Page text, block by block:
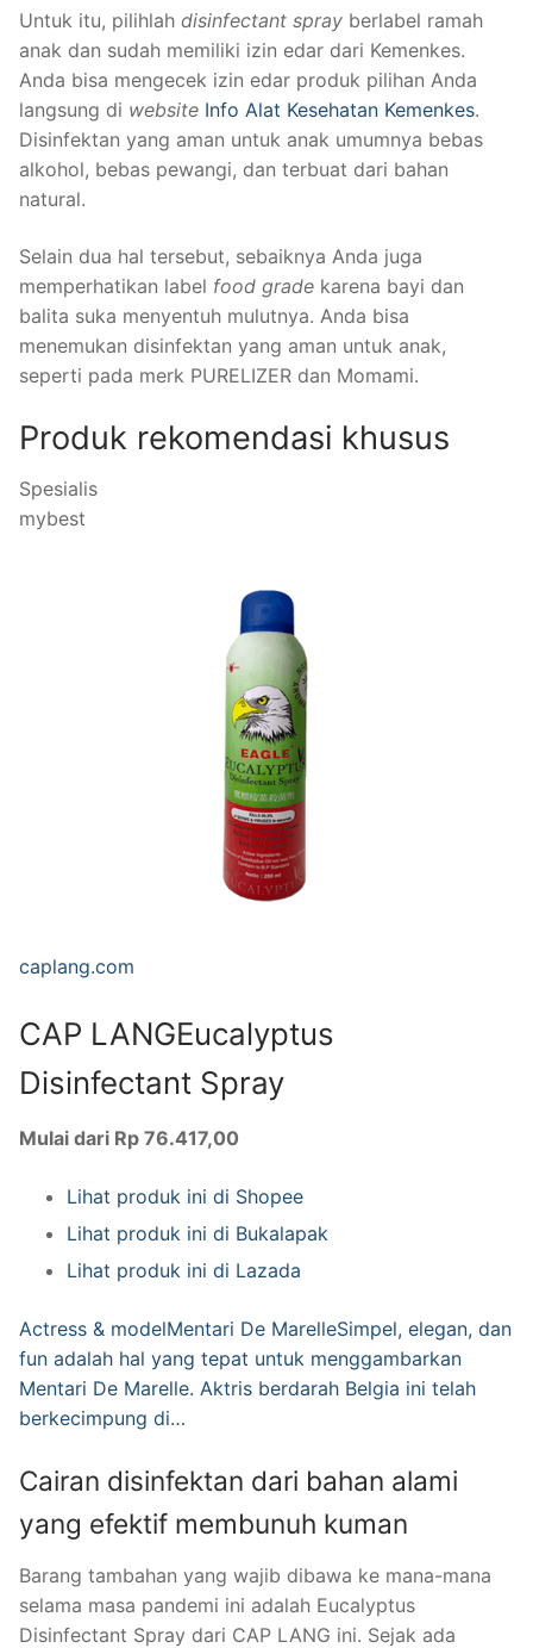
Untuk itu, pilihlah disinfectant spray berlabel ramah
anak dan sudah memiliki izin edar dari Kemenkes.
Anda bisa mengecek izin edar produk pilihan Anda
langsung di website Info Alat Kesehatan Kemenkes.
Disinfektan yang aman untuk anak umumnya bebas
alkohol, bebas pewangi, dan terbuat dari bahan
natural.
Selain dua hal tersebut, sebaiknya Anda juga
memperhatikan label food grade karena bayi dan
balita suka menyentuh mulutnya. Anda bisa
menemukan disinfektan yang aman untuk anak,
seperti pada merk PURELIZER dan Momami.
Produk rekomendasi khusus
Spesialis
mybest
caplang.com
CAP LANGEucalyptus
Disinfectant Spray
Mulai dari Rp 76.417,00
Lihat produk ini di Shopee
Lihat produk ini di Bukalapak
Lihat produk ini di Lazada
Actress & modelMentari De MarelleSimpel, elegan, dan
fun adalah hal yang tepat untuk menggambarkan
Mentari De Marelle. Aktris berdarah Belgia ini telah
berkecimpung di…
Cairan disinfektan dari bahan alami
yang efektif membunuh kuman
Barang tambahan yang wajib dibawa ke mana-mana
selama masa pandemi ini adalah Eucalyptus
Disinfectant Spray dari CAP LANG ini. Sejak ada